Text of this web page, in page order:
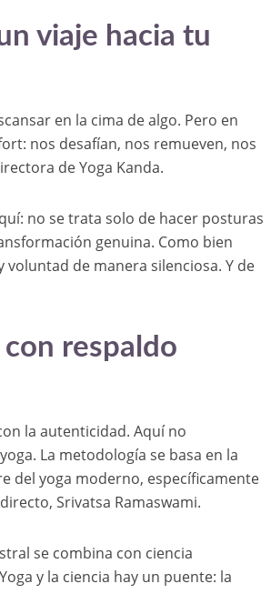
viaje hacia tu
en la cima de algo. Pero en
nos desafían, nos remueven, nos
de Yoga Kanda.
no se trata solo de hacer posturas
genuina. Como bien
voluntad de manera silenciosa. Y de
respaldo
la autenticidad. Aquí no
La metodología se basa en la
del yoga moderno, específicamente
Srivatsa Ramaswami.
se combina con ciencia
y la ciencia hay un puente: la